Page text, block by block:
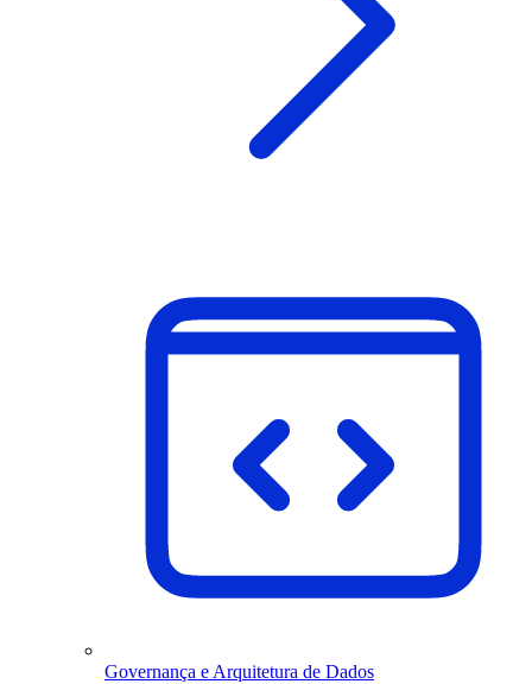
Governança e Arquitetura de Dados